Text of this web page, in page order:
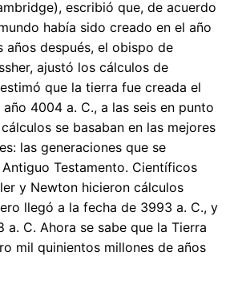
escribió que, de acuerdo
había sido creado en el año
años después, el obispo de
ajustó los cálculos de
que la tierra fue creada el
4004 a. C., a las seis en punto
se basaban en las mejores
las generaciones que se
Testamento. Científicos
y Newton hicieron cálculos
llegó a la fecha de 3993 a. C., y
a. C. Ahora se sabe que la Tierra
mil quinientos millones de años